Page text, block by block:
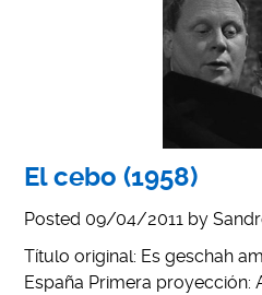
El cebo (1958)
Posted 09/04/2011 by
Título original: Es geschah
España Primera proyección: